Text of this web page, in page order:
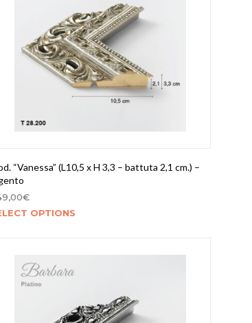
“Vanessa” (L10,5 x H 3,3 – battuta 2,1 cm.) –
€
OPTIONS